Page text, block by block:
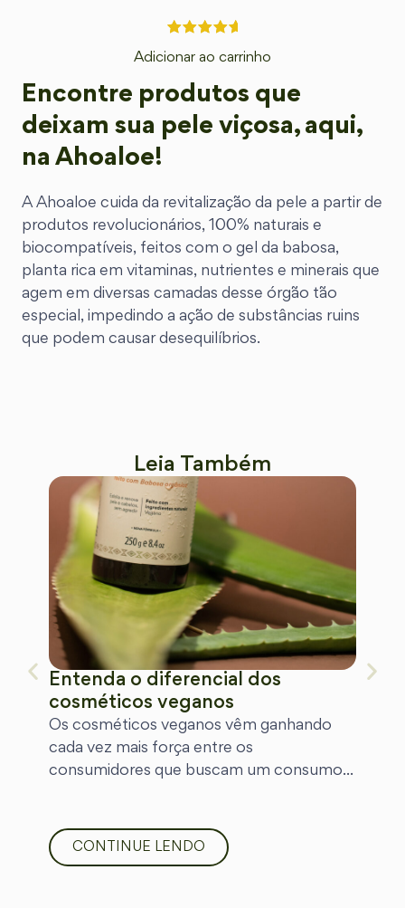
Adicionar ao carrinho
Encontre produtos que
deixam sua pele viçosa, aqui,
na Ahoaloe!
A Ahoaloe cuida da revitalização da pele a partir de
produtos revolucionários, 100% naturais e
biocompatíveis, feitos com o gel da babosa,
planta rica em vitaminas, nutrientes e minerais que
agem em diversas camadas desse órgão tão
especial, impedindo a ação de substâncias ruins
que podem causar desequilíbrios.
Leia Também
Entenda o diferencial dos
cosméticos veganos
Os cosméticos veganos vêm ganhando
cada vez mais força entre os
consumidores que buscam um consumo...
CONTINUE LENDO